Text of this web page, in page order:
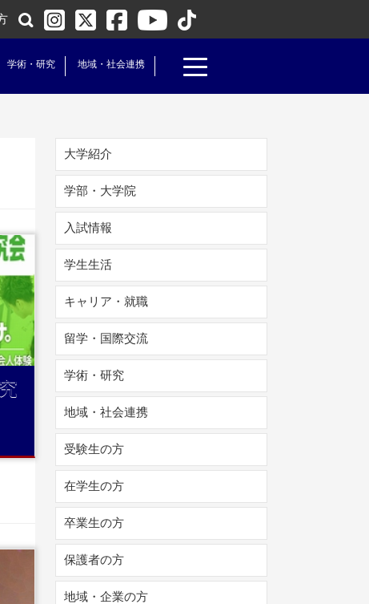
学術・研究 地域・社会連携
大学紹介
学部・大学院
入試情報
学生生活
キャリア・就職
留学・国際交流
学術・研究
地域・社会連携
受験生の方
在学生の方
卒業生の方
保護者の方
地域・企業の方